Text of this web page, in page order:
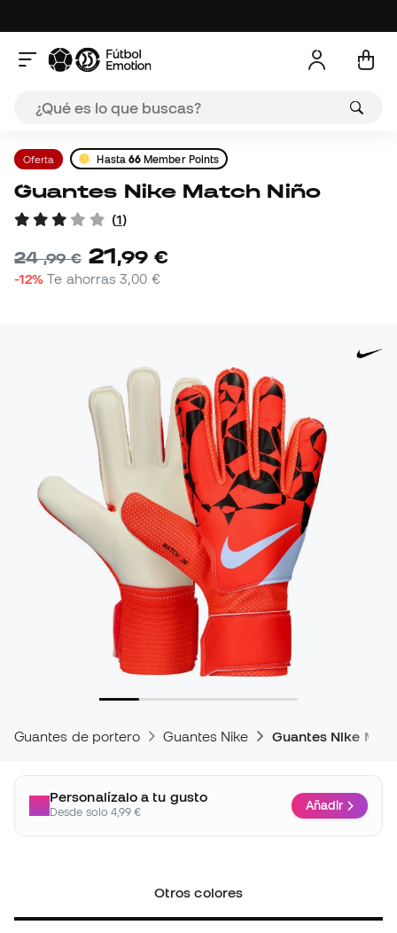
Oferta Hasta 66 Member Points
Guantes Nike Match Niño
(1)
24,99 € 21,99 €
-12% Te ahorras3,00 €
Guantes de portero Guantes Nike Guantes Nike
Personalízalo a tu gusto
Desde solo 4,99 € Añadir
Otros colores